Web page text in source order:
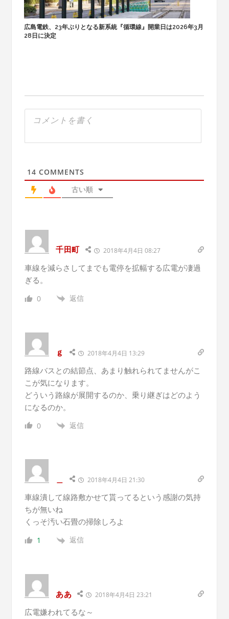
広島電鉄、23年ぶりとなる新系統『循環線』開業日は2026年3月
28日に決定
14 COMMENTS
古い順
千田町 2018年4月4日 08:27
車線を減らさしてまでも電停を拡幅する広電が凄過
ぎる。
0 返信
ｇ 2018年4月4日 13:29
路線バスとの結節点、あまり触れられてませんがこ
こが気になります。
どういう路線が展開するのか、乗り継ぎはどのよう
になるのか。
0 返信
2018年4月4日 21:30
車線潰して線路敷かせて貰ってるという感謝の気持
ちが無いね
くっそ汚い石畳の掃除しろよ
1 返信
ああ 2018年4月4日 23:21
広電嫌われてるな～